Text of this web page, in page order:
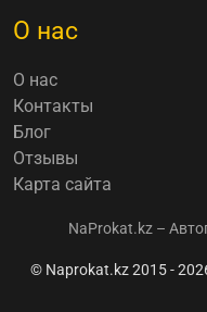
О нас
О нас
Контакты
Блог
Отзывы
Карта сайта
NaProkat.kz –
© Naprokat.kz 2015 -